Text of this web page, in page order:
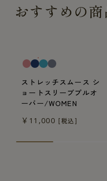
おすすめの商
ストレッチスムース シ
ョートスリーブプルオ
ーバー/WOMEN
￥11,000 [税込]